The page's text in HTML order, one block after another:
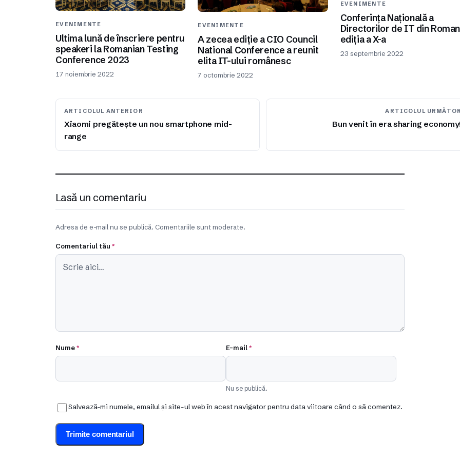
EVENIMENTE
Ultima lună de înscriere pentru
speakeri la Romanian Testing
Conference 2023
17 noiembrie 2022
EVENIMENTE
A zecea ediție a CIO Council
National Conference a reunit
elita IT-ului românesc
7 octombrie 2022
EVENIMENTE
Conferința Națională a
Directorilor de IT din
ediția a X-a
23 septembrie 2022
ARTICOLUL ANTERIOR
Xiaomi pregătește un nou smartphone mid-
range
ARTICOLUL URMĂTOR
Bun venit în era sharing
Lasă un comentariu
Adresa de e-mail nu se publică. Comentariile sunt moderate.
Comentariul tău *
Nume* E-mail*
Nu se publică.
Salvează-mi numele, emailul și site-ul web în acest navigator pentru data viitoare când o să comentez.